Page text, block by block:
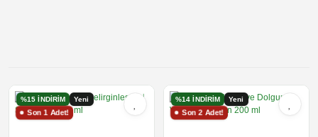
%15 İNDİRİM Yeni
Son 1 Adet!
%14 İNDİRİM Yeni
Son 2 Adet!